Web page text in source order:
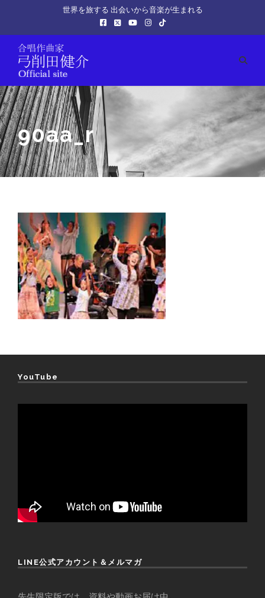
世界を旅する 出会いから音楽が生まれる
90aa_r
YouTube
LINE公式アカウント＆メルマガ